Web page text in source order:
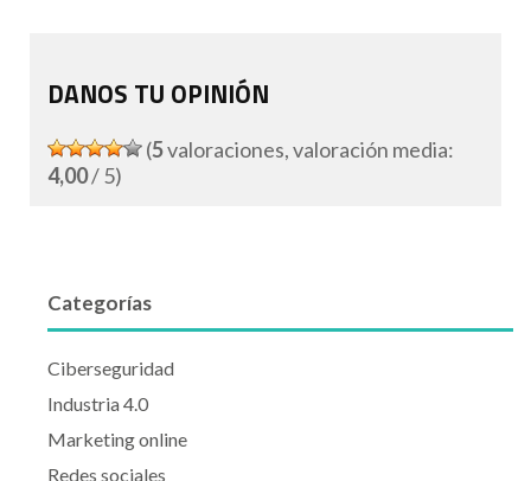
DANOS TU OPINIÓN
(5valoraciones, valoración media:
4,00/ 5)
Categorías
Ciberseguridad
Industria 4.0
Marketing online
Redes sociales